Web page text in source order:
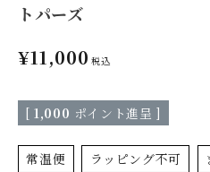
トパーズ
¥11,000 税込
[ 1,000 ポイント進呈 ]
常温便 ラッピング不可